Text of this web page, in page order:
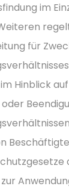
im
für
Hinblick